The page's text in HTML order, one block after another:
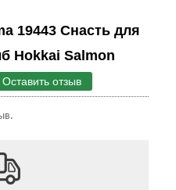
19443 Снасть для
Hokkai Salmon
Оставить отзыв